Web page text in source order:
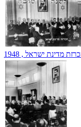
מדינת ישראל , 1948